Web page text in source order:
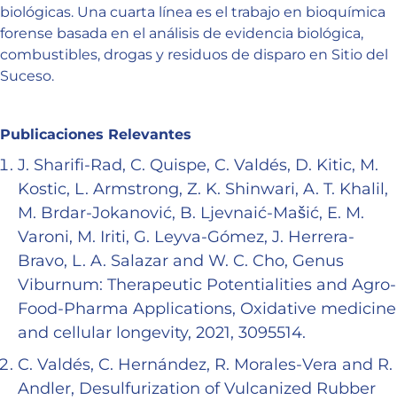
biológicas. Una cuarta línea es el trabajo en bioquímica
forense basada en el análisis de evidencia biológica,
combustibles, drogas y residuos de disparo en Sitio del
Suceso.
Publicaciones Relevantes
J. Sharifi-Rad, C. Quispe, C. Valdés, D. Kitic, M.
Kostic, L. Armstrong, Z. K. Shinwari, A. T. Khalil,
M. Brdar-Jokanović, B. Ljevnaić-Mašić, E. M.
Varoni, M. Iriti, G. Leyva-Gómez, J. Herrera-
Bravo, L. A. Salazar and W. C. Cho, Genus
Viburnum: Therapeutic Potentialities and Agro-
Food-Pharma Applications, Oxidative medicine
and cellular longevity, 2021, 3095514.
C. Valdés, C. Hernández, R. Morales-Vera and R.
Andler, Desulfurization of Vulcanized Rubber